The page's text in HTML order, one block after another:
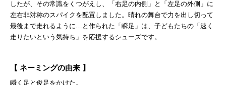
したが、その常識をくつがえし、「右足の内側」と「左足の外側」に
左右非対称のスパイクを配置しました。晴れの舞台で力を出し切って
最後まで走れるように…と作られた「瞬足」は、子どもたちの「速く
走りたいという気持ち」を応援するシューズです。
【 ネーミングの由来 】
瞬く足と俊足をかけた。